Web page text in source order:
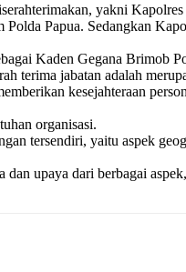
yakni
Papua. Sedangkan
Kaden Gegana Brimob
terima jabatan adalah
kesejahteraan
organisasi.
tersendiri, yaitu aspek
upaya dari berbagai